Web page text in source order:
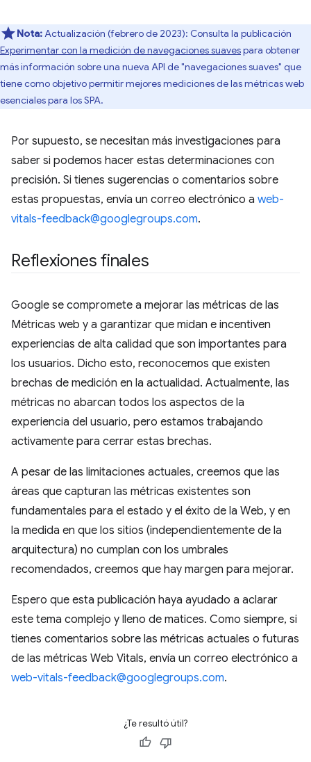
Nota:Actualización (febrero de 2023): Consulta la publicación
Experimentar con la medición de navegaciones suavespara obtener
más información sobre una nueva API de "navegaciones suaves" que
tiene como objetivo permitir mejores mediciones de las métricas web
esenciales para los SPA.
Por supuesto, se necesitan más investigaciones para
saber si podemos hacer estas determinaciones con
precisión. Si tienes sugerencias o comentarios sobre
estas propuestas, envía un correo electrónico a web-
vitals-feedback@googlegroups.com.
Reflexiones finales
Google se compromete a mejorar las métricas de las
Métricas web y a garantizar que midan e incentiven
experiencias de alta calidad que son importantes para
los usuarios. Dicho esto, reconocemos que existen
brechas de medición en la actualidad. Actualmente, las
métricas no abarcan todos los aspectos de la
experiencia del usuario, pero estamos trabajando
activamente para cerrar estas brechas.
A pesar de las limitaciones actuales, creemos que las
áreas que capturan las métricas existentes son
fundamentales para el estado y el éxito de la Web, y en
la medida en que los sitios (independientemente de la
arquitectura) no cumplan con los umbrales
recomendados, creemos que hay margen para mejorar.
Espero que esta publicación haya ayudado a aclarar
este tema complejo y lleno de matices. Como siempre, si
tienes comentarios sobre las métricas actuales o futuras
de las métricas Web Vitals, envía un correo electrónico a
web-vitals-feedback@googlegroups.com.
¿Te resultó útil?